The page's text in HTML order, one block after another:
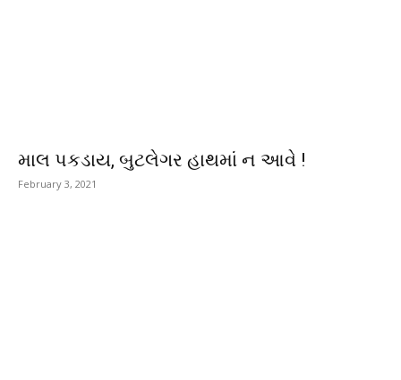
માલ પકડાય, બુટલેગર હાથમાં ન આવે !
February 3, 2021